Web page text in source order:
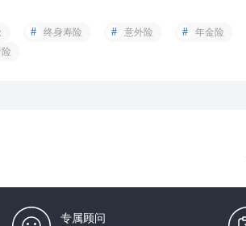
终身寿险 意外险
年金险
专属顾问